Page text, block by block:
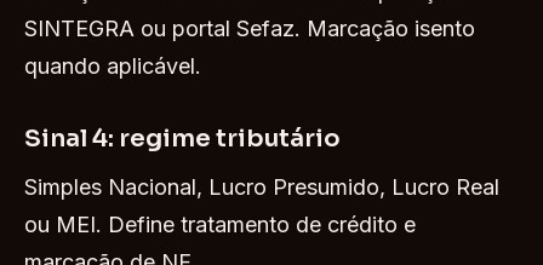
SINTEGRA ou portal Sefaz. Marcação isento
quando aplicável.
Sinal 4: regime tributário
Simples Nacional, Lucro Presumido, Lucro Real
ou MEI. Define tratamento de crédito e